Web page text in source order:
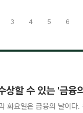
3 4 5 6
상할 수 있는 '금융
화요일은 금융의 날이